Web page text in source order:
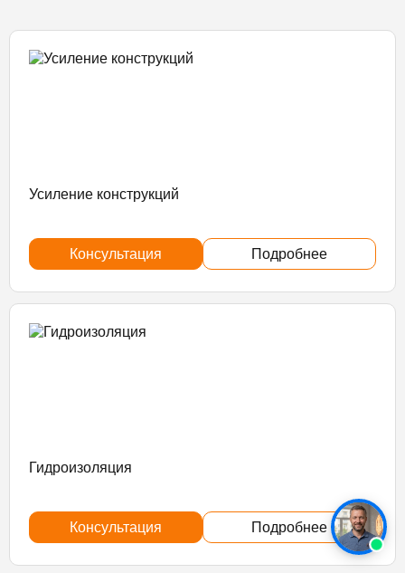
Усиление конструкций
Консультация Подробнее
Гидроизоляция
Консультация Подробнее